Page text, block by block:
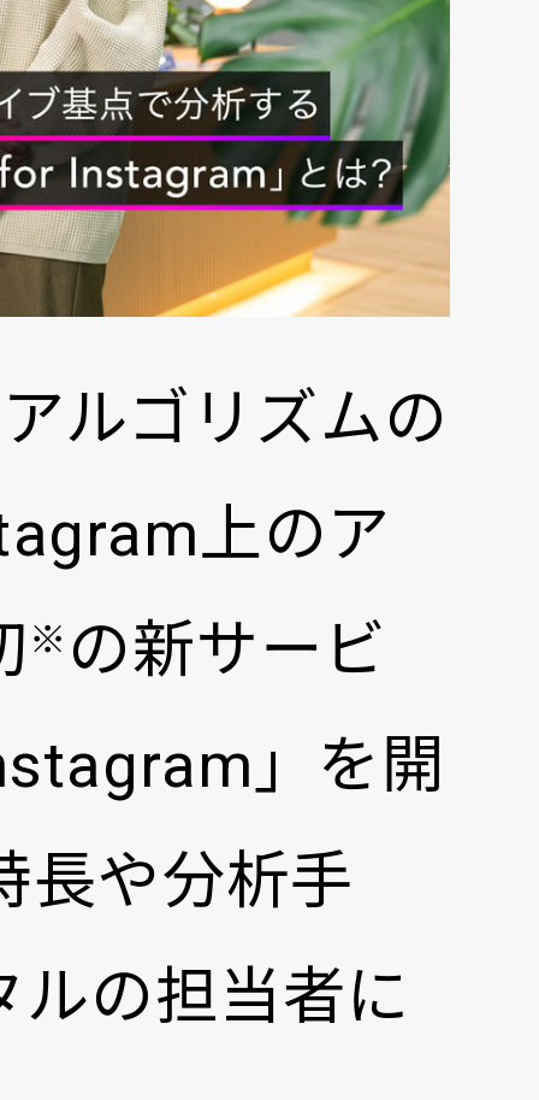
ルゴリズムの
上のア
※ の新サービ
」を開
長や分析手
ルの担当者に